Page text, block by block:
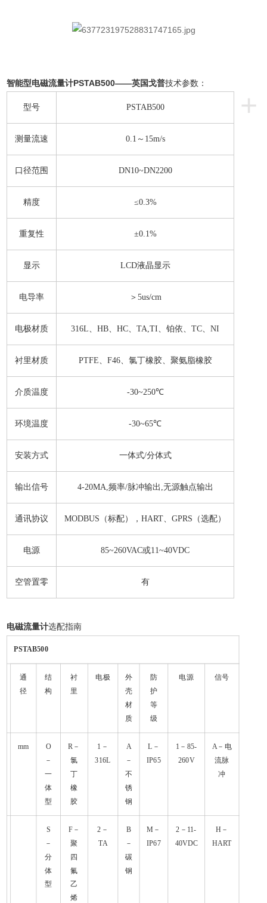
智能型电磁流量计PSTAB500——英国戈普技术参数：
+
型号 PSTAB500
测量流速 0.1～15m/s
口径范围 DN10~DN2200
精度 ≤0.3%
重复性 ±0.1%
显示 LCD液晶显示
电导率 ＞5us/cm
电极材质 316L、HB、HC、TA,TI、铂依、TC、NI
衬里材质 PTFE、F46、氯丁橡胶、聚氨脂橡胶
介质温度 -30~250℃
环境温度 -30~65℃
安装方式 一体式/分体式
输出信号 4-20MA,频率/脉冲输出,无源触点输出
通讯协议 MODBUS（标配），HART、GPRS（选配）
电源 85~260VAC或11~40VDC
空管置零 有
电磁流量计选配指南
PSTAB500
通
径
结
构
衬
里
电极 外
壳
材
质
防
护
等
级
电源 信号
mm
O
－
一
体
型
R－
氯
丁
橡
胶
1－
316L
A
－
不
锈
钢
L－
IP65
1－85-
260V
A－电
流脉
冲
S
－
分
体
型
F－
聚
四
氟
乙
烯
2－
TA
B
－
碳
钢
M－
IP67
2－11-
40VDC
H－
HART